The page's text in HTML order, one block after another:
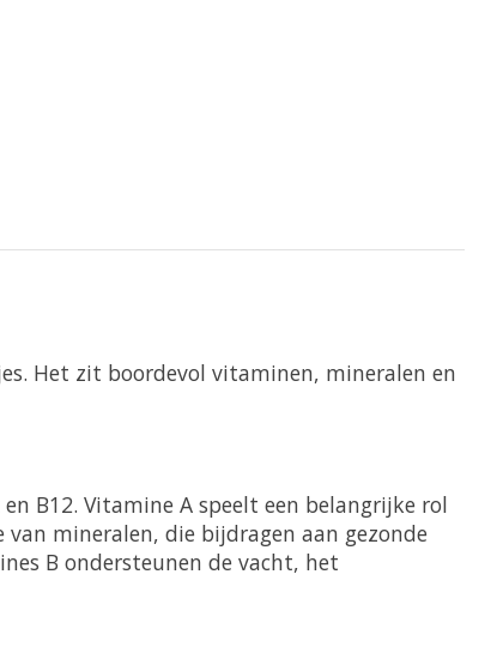
Het zit boordevol vitaminen, mineralen en
B12. Vitamine A speelt een belangrijke rol
mineralen, die bijdragen aan gezonde
B ondersteunen de vacht, het